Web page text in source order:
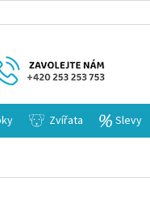
Zvířata Slevy